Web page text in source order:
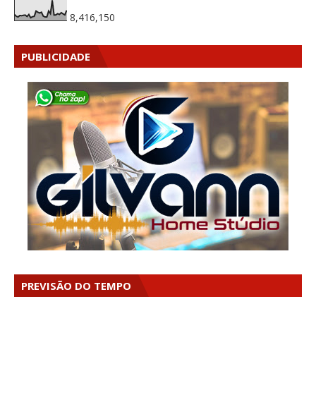
8,416,150
PUBLICIDADE
PREVISÃO DO TEMPO